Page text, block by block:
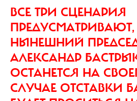
ВСЕ ТРИ СЦЕНАРИЯ
ПРЕДУСМАТРИВАЮТ,
НЫНЕШНИЙ
АЛЕКСАНДР
ОСТАНЕТСЯ НА
СЛУЧАЕ ОТСТАВКИ